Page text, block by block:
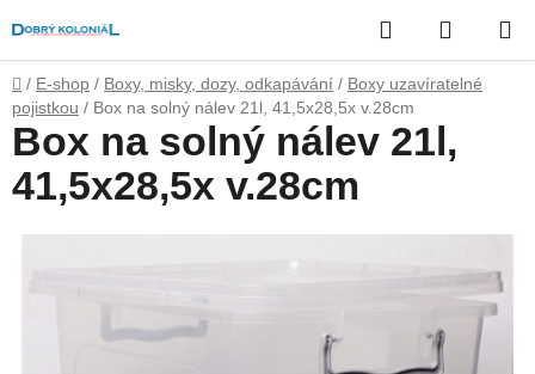
na
obsah
Hledat
KOŠÍK
Domů
/ E-shop / Boxy, misky, dozy, odkapávání / Boxy uzavíratelné
pojistkou / Box na solný nálev 21l, 41,5x28,5x v.28cm
Box na solný nálev 21l,
41,5x28,5x v.28cm